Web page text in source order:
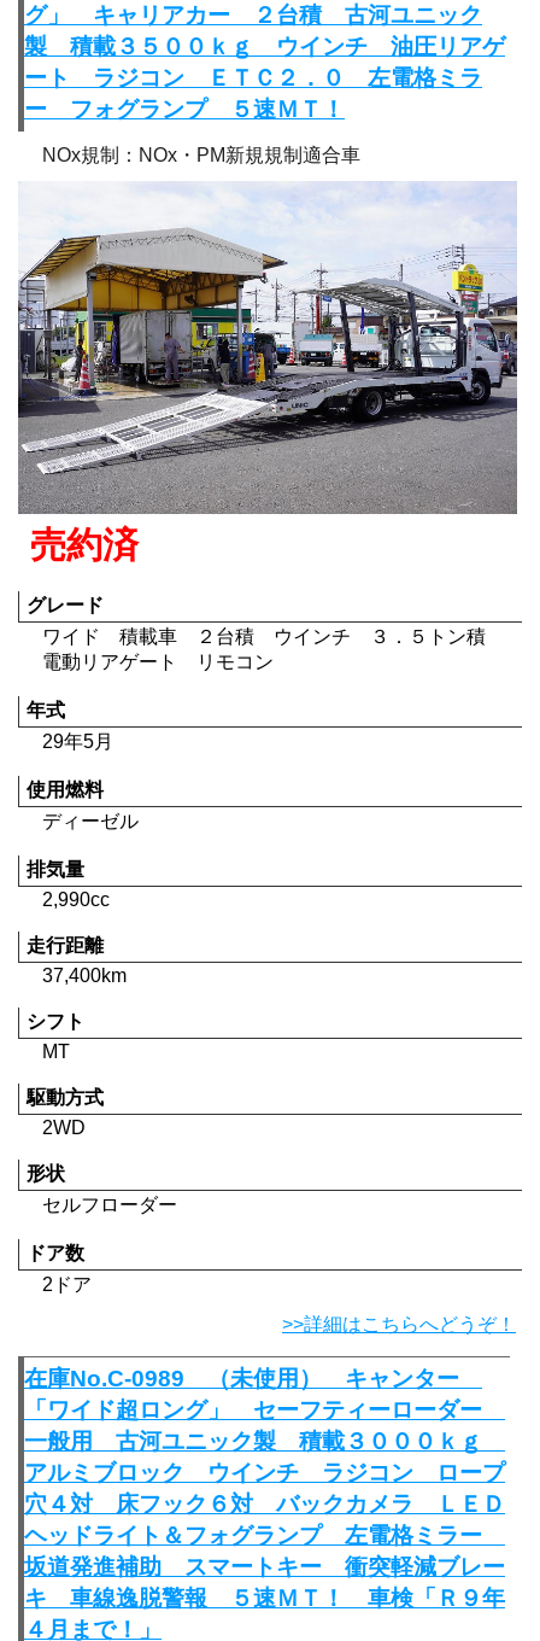
グ」 キャリアカー ２台積 古河ユニック
製 積載３５００ｋｇ ウインチ 油圧リアゲ
ート ラジコン ＥＴＣ２．０ 左電格ミラ
ー フォグランプ ５速ＭＴ！
NOx規制：NOx・PM新規規制適合車
売約済
グレード
ワイド 積載車 ２台積 ウインチ ３．５トン積
電動リアゲート リモコン
年式
29年5月
使用燃料
ディーゼル
排気量
2,990cc
走行距離
37,400km
シフト
MT
駆動方式
2WD
形状
セルフローダー
ドア数
2ドア
>>詳細はこちらへどうぞ！
在庫No.C-0989 （未使用） キャンター
「ワイド超ロング」 セーフティーローダー
一般用 古河ユニック製 積載３０００ｋｇ
アルミブロック ウインチ ラジコン ロープ
穴４対 床フック６対 バックカメラ ＬＥＤ
ヘッドライト＆フォグランプ 左電格ミラー
坂道発進補助 スマートキー 衝突軽減ブレー
キ 車線逸脱警報 ５速ＭＴ！ 車検「Ｒ９年
４月まで！」